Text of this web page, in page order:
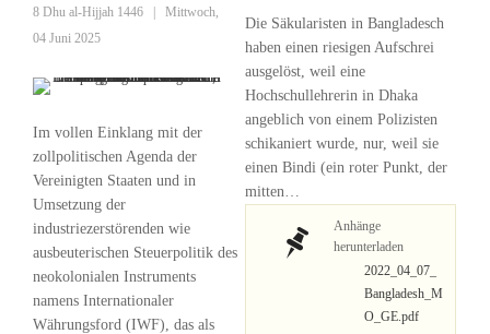
8 Dhu al-Hijjah 1446
Mittwoch,
04 Juni 2025
Im vollen Einklang mit der
zollpolitischen Agenda der
Vereinigten Staaten und in
Umsetzung der
industriezerstörenden wie
ausbeuterischen Steuerpolitik des
neokolonialen Instruments
namens Internationaler
Währungsford (IWF), das als
Die Säkularisten in Bangladesch
haben einen riesigen Aufschrei
ausgelöst, weil eine
Hochschullehrerin in Dhaka
angeblich von einem Polizisten
schikaniert wurde, nur, weil sie
einen Bindi (ein roter Punkt, der
mitten…
Anhänge
herunterladen
2022_04_07_
Bangladesh_M
O_GE.pdf